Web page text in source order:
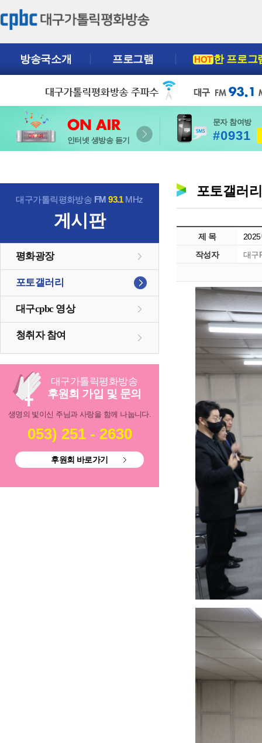
방송국소개 프로그램 HOT한 프로그
인터넷 생방송 듣기
문자 참여방
#0931
대구가톨릭평화방송 FM93.1MHz
게시판
평화광장
포토갤러리
대구cpbc 영상
청취자 참여
대구가톨릭평화방송
후원회 가입 및 문의
생명의 빛이신 주님과 사랑을 함께 나눕니다.
053) 251 - 2630
후원회 바로가기
포토갤러리
제 목
작성자
대구